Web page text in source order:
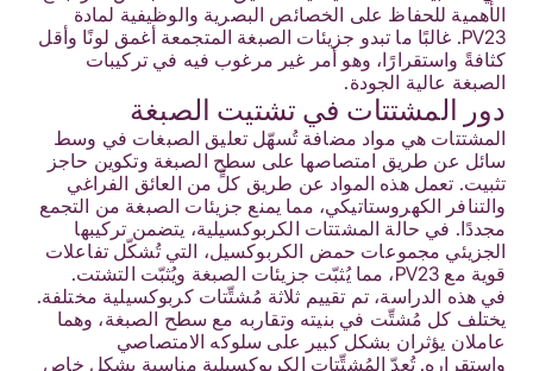
الأهمية للحفاظ على الخصائص البصرية والوظيفية لمادة
PV23. غالبًا ما تبدو جزيئات الصبغة المتجمعة أغمق لونًا وأقل
كثافةً واستقرارًا، وهو أمر غير مرغوب فيه في تركيبات
الصبغة عالية الجودة.
دور المشتتات في تشتيت الصبغة
المشتتات هي مواد مضافة تُسهّل تعليق الصبغات في وسط
سائل عن طريق امتصاصها على سطح الصبغة وتكوين حاجز
تثبيت. تعمل هذه المواد عن طريق كلٍّ من العائق الفراغي
والتنافر الكهروستاتيكي، مما يمنع جزيئات الصبغة من التجمع
مجددًا. في حالة المشتتات الكربوكسيلية، يتضمن تركيبها
الجزيئي مجموعات حمض الكربوكسيل، التي تُشكّل تفاعلات
قوية مع PV23، مما يُثبّت جزيئات الصبغة ويُثبّت التشتت.
في هذه الدراسة، تم تقييم ثلاثة مُشتِّتات كربوكسيلية مختلفة.
يختلف كل مُشتِّت في بنيته وتقاربه مع سطح الصبغة، وهما
عاملان يؤثران بشكل كبير على سلوكه الامتصاصي
واستقراره. تُعدّ المُشتِّتات الكربوكسيلية مناسبة بشكل خاص